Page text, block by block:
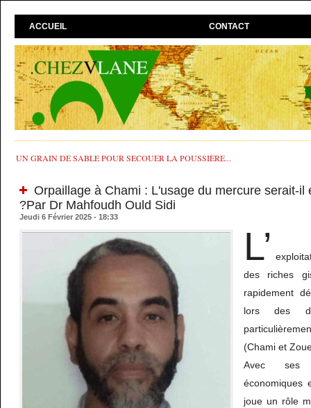
ACCUEIL CONTACT
UN GRAIN DE SABLE POUR SECOUER LA POUSSIÈRE...
Orpaillage à Chami : L'usage du mercure serait-il
?Par Dr Mahfoudh Ould Sidi
Jeudi 6 Février 2025 - 18:33
L’
des riches
rapidement
lors des
(Chami et
Avec ses
économiques
joue un rôle